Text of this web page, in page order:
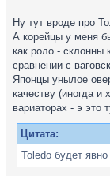
Ну тут вроде про
А корейцы у меня
как роло - склонны
сравнении с
Японцы унылое
качеству (иногда
вариаторах - э это
Цитата:
Toledo будет